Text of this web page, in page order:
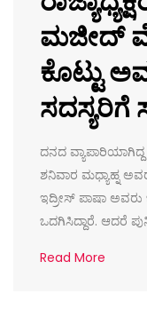
ಮಜೀದ್
ಕೊಟ್ಟು
ಸದಸ್ಯರಿಗೆ
ದನದ ವ್ಯಾಪಾರಿಯಾಗಿದ್ದ
ಶನಿವಾರ ಮಧ್ಯಾಹ್ನ
ಇದ್ರೀಸ್ ಪಾಷಾ ಅವರು
ಒದಗಿಸಿದ್ದಾರೆ. ಆದರೆ
Read More